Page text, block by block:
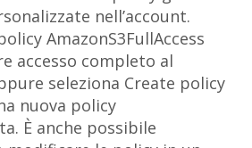
nell’account.
AmazonS3FullAccess
accesso completo al
seleziona Create policy
nuova policy
È anche possibile